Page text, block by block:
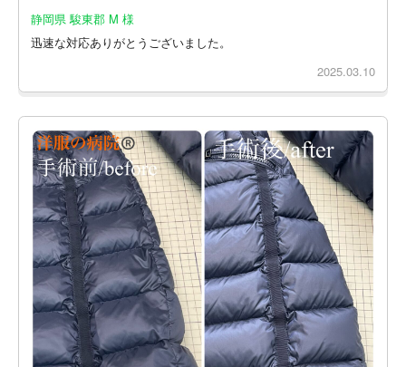
静岡県 駿東郡 M 様
迅速な対応ありがとうございました。
2025.03.10